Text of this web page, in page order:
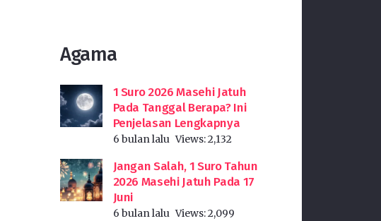
Agama
1 Suro 2026 Masehi Jatuh
Pada Tanggal Berapa? Ini
Penjelasan Lengkapnya
6 bulan lalu Views:2,132
Jangan Salah, 1 Suro Tahun
2026 Masehi Jatuh Pada 17
Juni
6 bulan lalu Views:2,099